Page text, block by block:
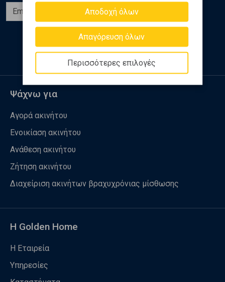
Αποδοχή όλων
Απαγόρευση όλων
Περισσότερες επιλογές
Εγγραφή
Ακολουθήστε μας
Ψάχνω για
Αγορά ακινήτου
Ενοικίαση ακινήτου
Ανάθεση ακινήτου
Ζήτηση ακινήτου
Διαχείριση ακινήτων βραχυχρόνιας μίσθωσης
Η Golden Home
Η Εταιρεία
Υπηρεσίες